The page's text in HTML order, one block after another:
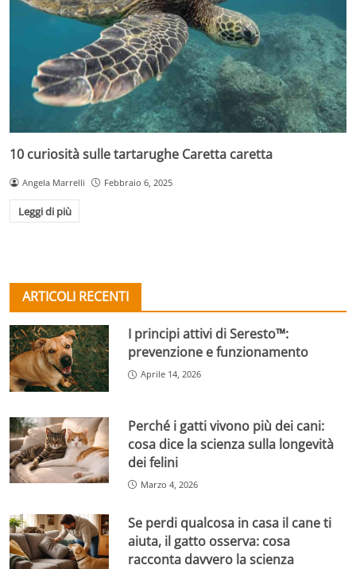
10 curiosità sulle tartarughe Caretta caretta
Angela Marrelli Febbraio 6, 2025
Leggi di più
ARTICOLI RECENTI
I principi attivi di Seresto™:
prevenzione e funzionamento
Aprile 14, 2026
Perché i gatti vivono più dei cani:
cosa dice la scienza sulla longevità
dei felini
Marzo 4, 2026
Se perdi qualcosa in casa il cane ti
aiuta, il gatto osserva: cosa
racconta davvero la scienza